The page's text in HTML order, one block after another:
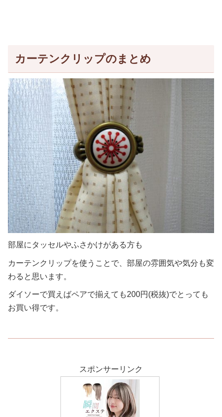
カーテンクリップのまとめ
部屋にタッセルやふさかけがある方も
カーテンクリップを使うことで、部屋の雰囲気や気分も変
わると思います。
ダイソーで買えばペアで揃えても200円 (税抜)でとっても
お買い得です。
スポンサーリンク